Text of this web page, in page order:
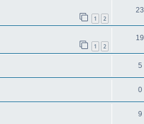
1 2
23
1 2
19
5
0
9